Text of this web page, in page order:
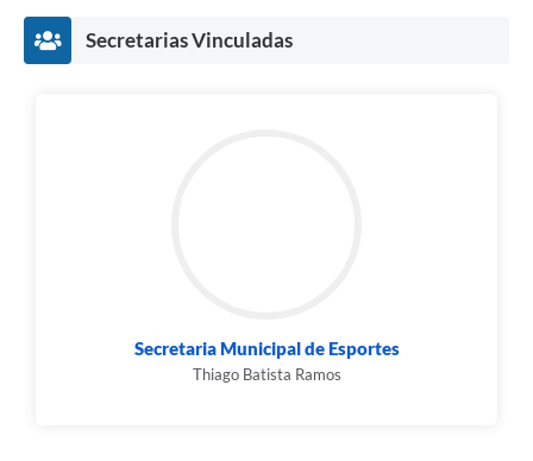
Secretarias Vinculadas
Secretaria Municipal de Esportes
Thiago Batista Ramos